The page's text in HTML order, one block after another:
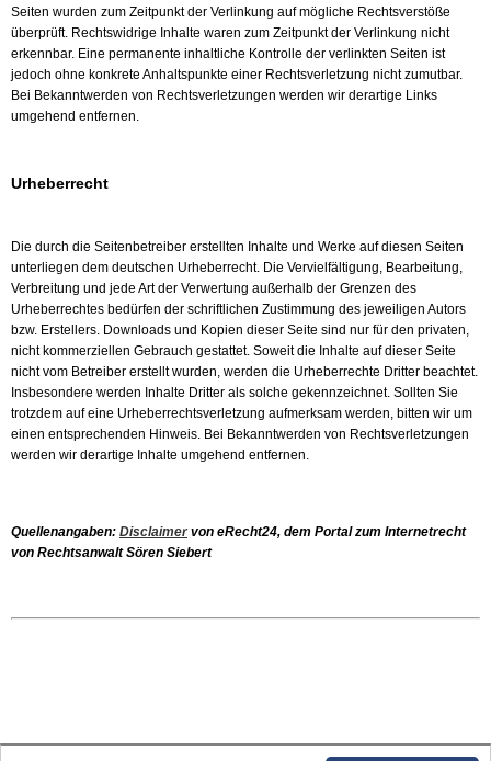
Seiten wurden zum Zeitpunkt der Verlinkung auf mögliche Rechtsverstöße
überprüft. Rechtswidrige Inhalte waren zum Zeitpunkt der Verlinkung nicht
erkennbar. Eine permanente inhaltliche Kontrolle der verlinkten Seiten ist
jedoch ohne konkrete Anhaltspunkte einer Rechtsverletzung nicht zumutbar.
Bei Bekanntwerden von Rechtsverletzungen werden wir derartige Links
umgehend entfernen.
Urheberrecht
Die durch die Seitenbetreiber erstellten Inhalte und Werke auf diesen Seiten
unterliegen dem deutschen Urheberrecht. Die Vervielfältigung, Bearbeitung,
Verbreitung und jede Art der Verwertung außerhalb der Grenzen des
Urheberrechtes bedürfen der schriftlichen Zustimmung des jeweiligen Autors
bzw. Erstellers. Downloads und Kopien dieser Seite sind nur für den privaten,
nicht kommerziellen Gebrauch gestattet. Soweit die Inhalte auf dieser Seite
nicht vom Betreiber erstellt wurden, werden die Urheberrechte Dritter beachtet.
Insbesondere werden Inhalte Dritter als solche gekennzeichnet. Sollten Sie
trotzdem auf eine Urheberrechtsverletzung aufmerksam werden, bitten wir um
einen entsprechenden Hinweis. Bei Bekanntwerden von Rechtsverletzungen
werden wir derartige Inhalte umgehend entfernen.
Quellenangaben: Disclaimervon eRecht24, dem Portal zum Internetrecht
von Rechtsanwalt Sören Siebert